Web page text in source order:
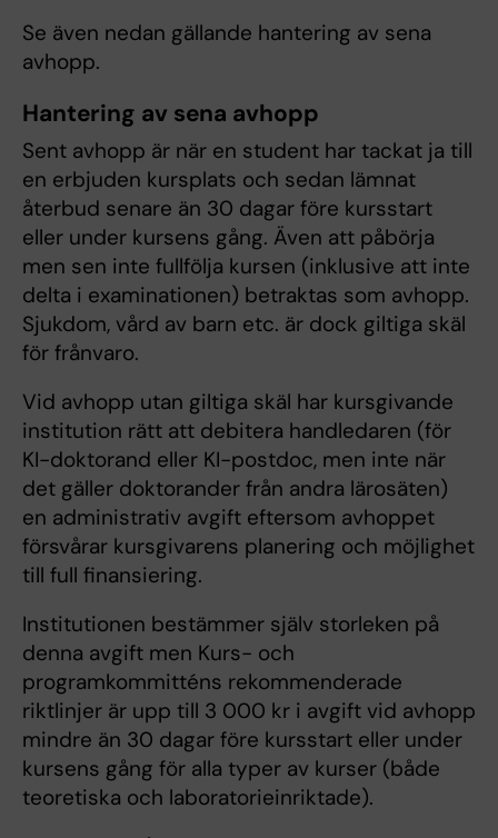
Se även nedan gällande hantering av sena
avhopp.
Hantering av sena avhopp
Sent avhopp är när en student har tackat ja till
en erbjuden kursplats och sedan lämnat
återbud senare än 30 dagar före kursstart
eller under kursens gång. Även att påbörja
men sen inte fullfölja kursen (inklusive att inte
delta i examinationen) betraktas som avhopp.
Sjukdom, vård av barn etc. är dock giltiga skäl
för frånvaro.
Vid avhopp utan giltiga skäl har kursgivande
institution rätt att debitera handledaren (för
KI-doktorand eller KI-postdoc, men inte när
det gäller doktorander från andra lärosäten)
en administrativ avgift eftersom avhoppet
försvårar kursgivarens planering och möjlighet
till full finansiering.
Institutionen bestämmer själv storleken på
denna avgift men Kurs- och
programkommitténs rekommenderade
riktlinjer är upp till 3 000 kr i avgift vid avhopp
mindre än 30 dagar före kursstart eller under
kursens gång för alla typer av kurser (både
teoretiska och laboratorieinriktade).